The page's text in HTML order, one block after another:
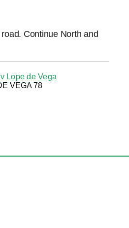
Continue North and
Lope de Vega
VEGA 78